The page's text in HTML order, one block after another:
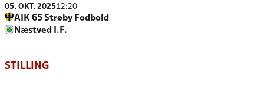
05. OKT. 202512:20
AIK 65 Strøby Fodbold
Næstved I.F.
STILLING